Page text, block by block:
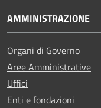
AMMINISTRAZIONE
Organi di Governo
Aree Amministrative
Uffici
Enti e fondazioni